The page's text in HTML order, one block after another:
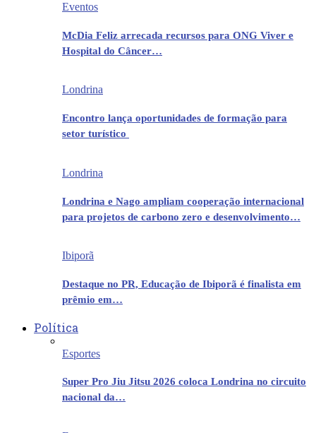
Eventos
McDia Feliz arrecada recursos para ONG Viver e
Hospital do Câncer…
Londrina
Encontro lança oportunidades de formação para
setor turístico
Londrina
Londrina e Nago ampliam cooperação internacional
para projetos de carbono zero e desenvolvimento…
Ibiporã
Destaque no PR, Educação de Ibiporã é finalista em
prêmio em…
Política
Esportes
Super Pro Jiu Jitsu 2026 coloca Londrina no circuito
nacional da…